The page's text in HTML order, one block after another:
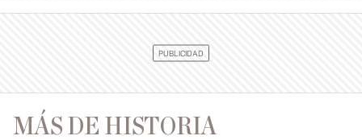
MÁS DE HISTORIA